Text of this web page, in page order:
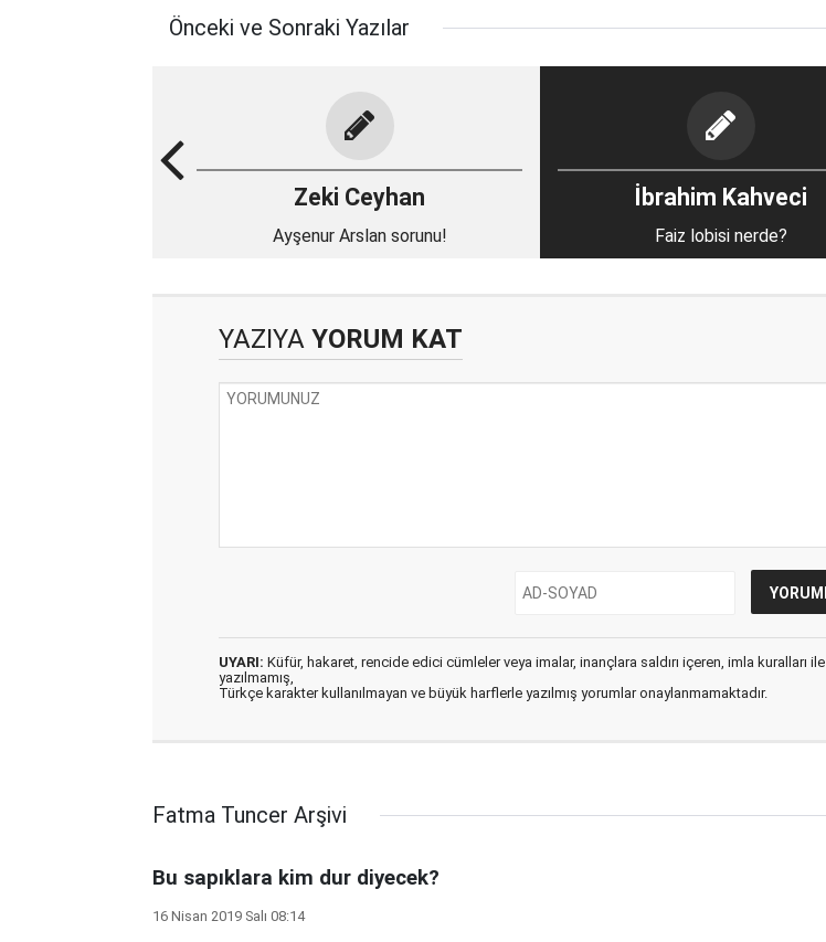
Önceki ve Sonraki Yazılar
Zeki Ceyhan
Ayşenur Arslan sorunu!
İbrahim Kahveci
Faiz lobisi nerde?
YAZIYA YORUM KAT
UYARI: Küfür, hakaret, rencide edici cümleler veya imalar, inançlara saldırı içeren, imla kuralları ile
yazılmamış,
Türkçe karakter kullanılmayan ve büyük harflerle yazılmış yorumlar onaylanmamaktadır.
Fatma Tuncer Arşivi
Bu sapıklara kim dur diyecek?
16 Nisan 2019 Salı 08:14